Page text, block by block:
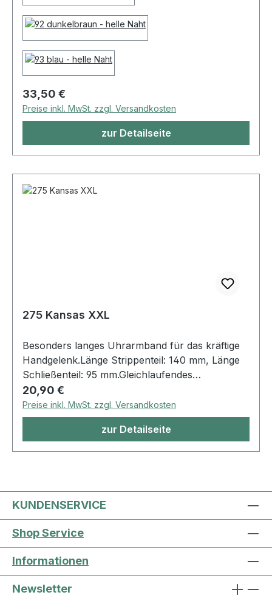
Regulärer Preis:
33,50 €
Preise inkl. MwSt. zzgl. Versandkosten
zur Detailseite
275 Kansas XXL
Besonders langes Uhrarmband für das kräftige
Handgelenk.Länge Strippenteil: 140 mm, Länge
Schließenteil: 95 mm.Gleichlaufendes
Uhrarmband aus fein genarbtem Rindleder in der
Farbe schwarz, Nubuk Futterleder und
Aluminium Dornschließe.
Regulärer Preis:
20,90 €
Preise inkl. MwSt. zzgl. Versandkosten
zur Detailseite
KUNDENSERVICE
Shop Service
Informationen
Newsletter